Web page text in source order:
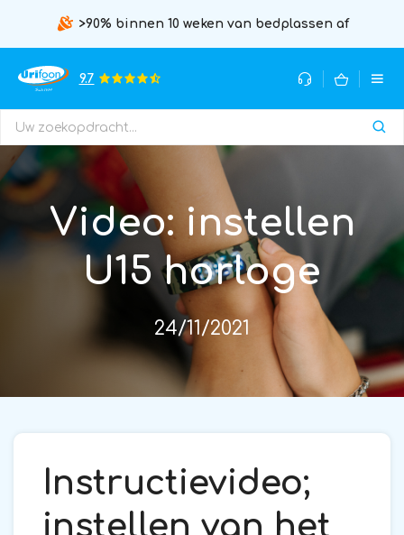
>90% binnen 10 weken van bedplassen af
9.7
Video: instellen
U15 horloge
24/11/2021
Instructievideo;
instellen van het